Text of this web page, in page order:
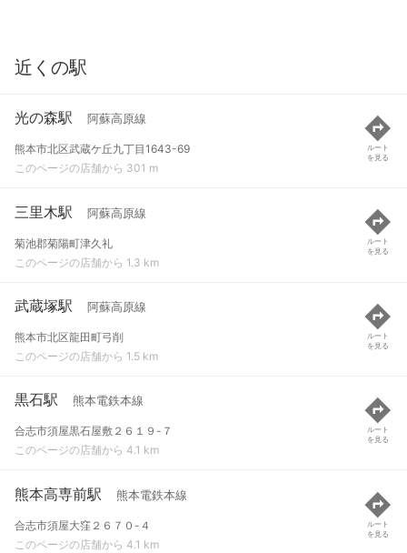
近くの駅
光の森駅 阿蘇高原線
熊本市北区武蔵ケ丘九丁目1643-69
このページの店舗から 301 m
ルート
を見る
三里木駅 阿蘇高原線
菊池郡菊陽町津久礼
このページの店舗から 1.3 km
ルート
を見る
武蔵塚駅 阿蘇高原線
熊本市北区龍田町弓削
このページの店舗から 1.5 km
ルート
を見る
黒石駅 熊本電鉄本線
合志市須屋黒石屋敷２６１９-７
このページの店舗から 4.1 km
ルート
を見る
熊本高専前駅 熊本電鉄本線
合志市須屋大窪２６７０-４
このページの店舗から 4.1 km
ルート
を見る